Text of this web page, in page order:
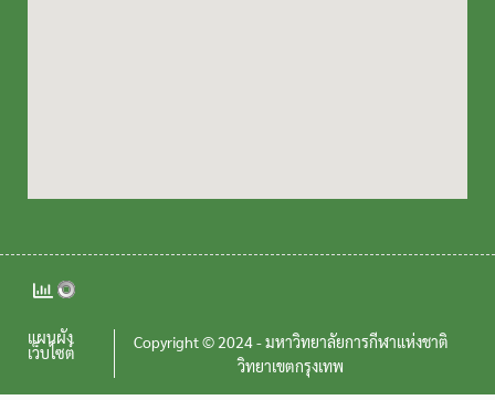
แผนผัง
เว็บไซต์
Copyright © 2024 - มหาวิทยาลัยการกีฬาแห่งชาติ
วิทยาเขตกรุงเทพ